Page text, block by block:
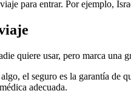
para entrar. Por ejemplo,
quiere usar, pero marca una
el seguro es la garantía de
adecuada.